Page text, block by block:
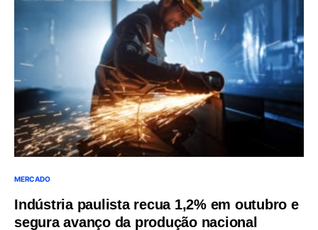
MERCADO
Indústria paulista recua 1,2% em outubro e
segura avanço da produção nacional